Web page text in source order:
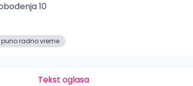
10
puno radno vreme
Tekst oglasa